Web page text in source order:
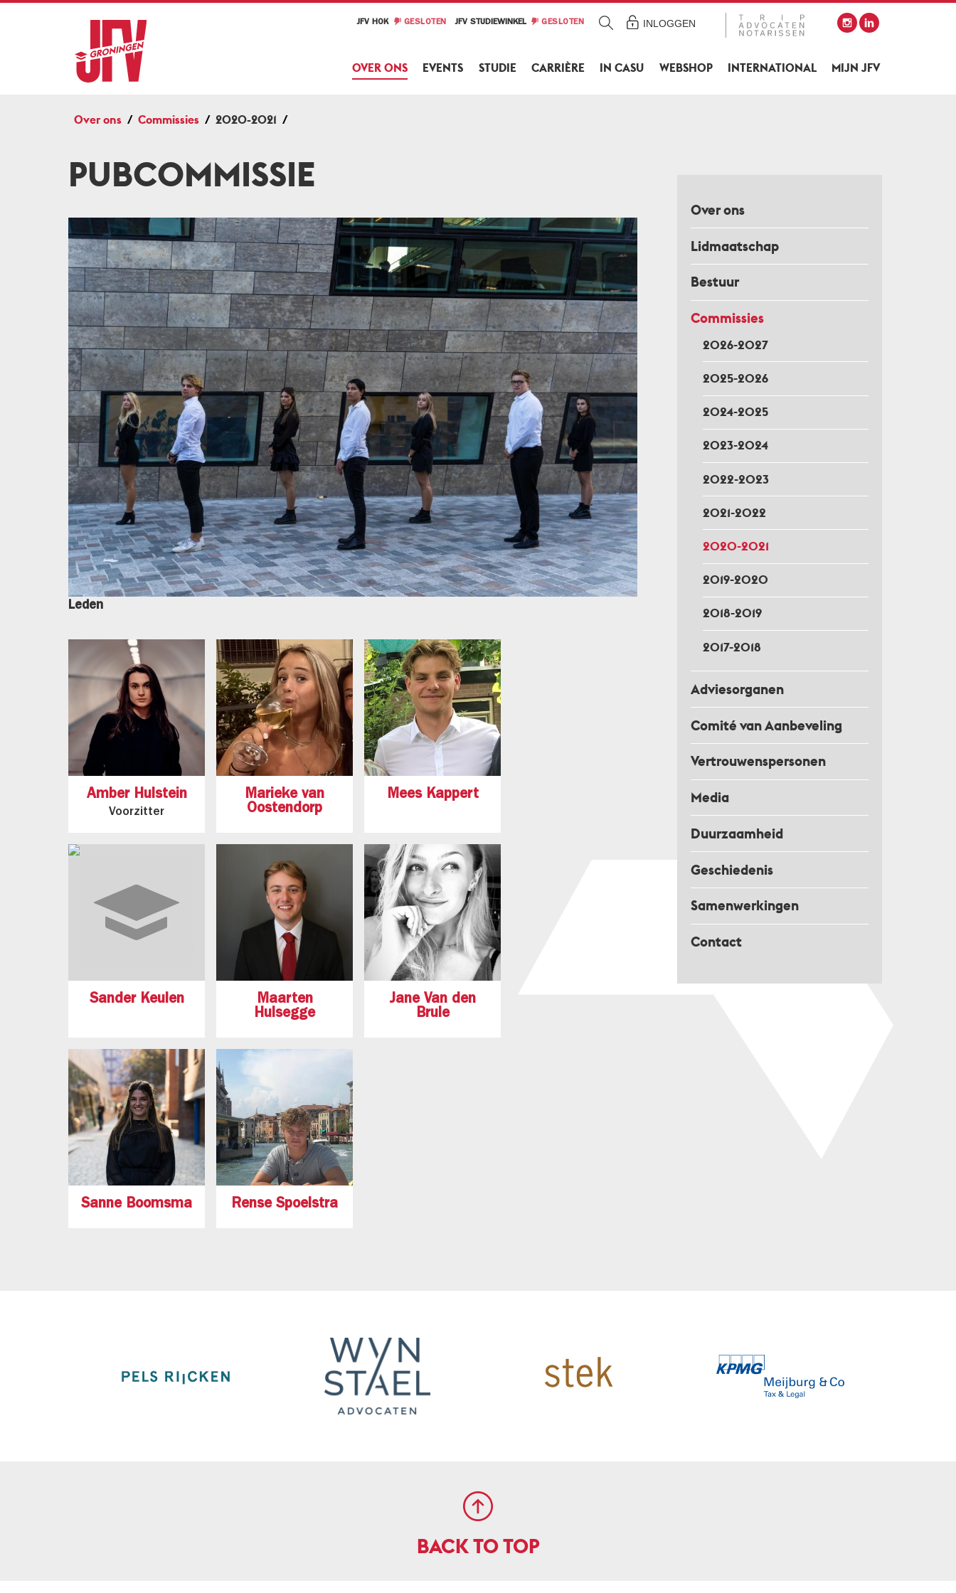
OVER ONS EVENTS STUDIE CARRIÈRE IN CASU WEBSHOP INTERNATIONAL MIJN JFV
JFV HOK GESLOTEN JFV STUDIEWINKEL GESLOTEN INLOGGEN
Over ons Commissies 2020-2021
Over ons
Lidmaatschap
Bestuur
Commissies
2026-2027
2025-2026
2024-2025
2023-2024
2022-2023
2021-2022
2020-2021
2019-2020
2018-2019
2017-2018
Adviesorganen
Comité van Aanbeveling
Vertrouwenspersonen
Media
Duurzaamheid
Geschiedenis
Samenwerkingen
Contact
PUBCOMMISSIE
Leden
Amber Hulstein
Voorzitter
Marieke van
Oostendorp
Mees Kappert
Sander Keulen
Maarten
Hulsegge
Jane Van den
Brule
Sanne Boomsma Rense Spoelstra
BACK TO TOP